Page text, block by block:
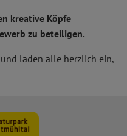
kreative Köpfe
zu beteiligen.
laden alle herzlich ein,